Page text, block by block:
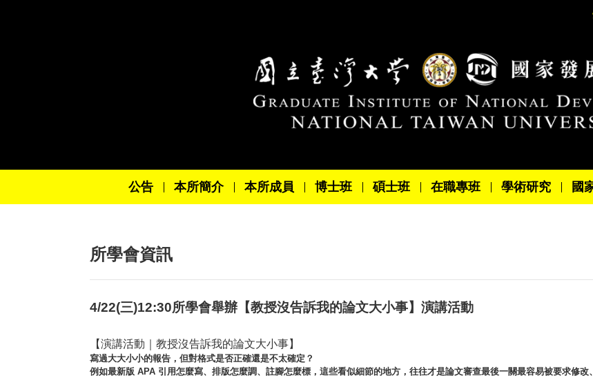
公告 本所簡介 本所成員 博士班 碩士班 在職專班 學術研究 國
所學會資訊
4/22(三)12:30所學會舉辦【教授沒告訴我的論文大小事】演講活動
【演講活動｜教授沒告訴我的論文大小事】
寫過大大小小的報告，但對格式是否正確還是不太確定？
例如最新版 APA 引用怎麼寫、排版怎麼調、註腳怎麼標，這些看似細節的地方，往往才是論文審查最後一關最容易被要求修改